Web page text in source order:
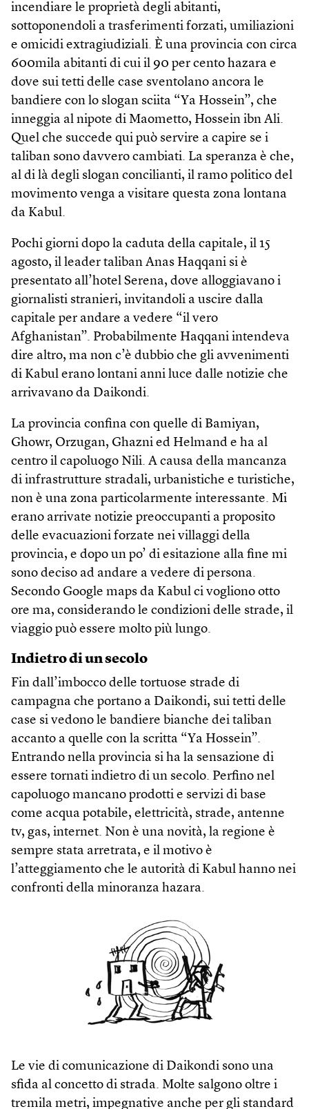
incendiare le proprietà degli abitanti,
sottoponendoli a trasferimenti forzati, umiliazioni
e omicidi extragiudiziali. È una provincia con circa
600mila abitanti di cui il 90 per cento hazara e
dove sui tetti delle case sventolano ancora le
bandiere con lo slogan sciita “Ya Hossein”, che
inneggia al nipote di Maometto, Hossein ibn Ali.
Quel che succede qui può servire a capire se i
taliban sono davvero cambiati. La speranza è che,
al di là degli slogan concilianti, il ramo politico del
movimento venga a visitare questa zona lontana
da Kabul.
Pochi giorni dopo la caduta della capitale, il 15
agosto, il leader taliban Anas Haq­qani si è
presentato all’hotel Serena, dove alloggiavano i
giornalisti stranieri, invitandoli a uscire dalla
capitale per andare a vedere “il vero
Afghanistan”. Probabilmente Haqqani intendeva
dire altro, ma non c’è dubbio che gli avvenimenti
di Kabul erano lontani anni luce dalle notizie che
arrivavano da Daikondi.
La provincia confina con quelle di Bamiyan,
Ghowr, Orzugan, Ghazni ed Helmand e ha al
centro il capoluogo Nili. A causa della mancanza
di infrastrutture stradali, urbanistiche e turistiche,
non è una zona particolarmente interessante. Mi
erano arrivate notizie preoccupanti a proposito
delle evacuazioni forzate nei villaggi della
provincia, e dopo un po’ di esitazione alla fine mi
sono deciso ad andare a vedere di persona.
Secondo Google maps da Kabul ci vogliono otto
ore ma, considerando le condizioni delle strade, il
viaggio può essere molto più lungo.
Indietro di un secolo
Fin dall’imbocco delle tortuose strade di
campagna che portano a Daikondi, sui tetti delle
case si vedono le bandiere bianche dei taliban
accanto a quelle con la scritta “Ya Hossein”.
Entrando nella provincia si ha la sensazione di
essere tornati indietro di un secolo. Perfino nel
capoluogo mancano prodotti e servizi di base
come acqua potabile, elettricità, strade, antenne
tv, gas, internet. Non è una novità, la regione è
sempre stata arretrata, e il motivo è
l’atteggiamento che le autorità di Kabul hanno nei
confronti della minoranza hazara.
Le vie di comunicazione di Daikondi sono una
sfida al concetto di strada. Molte salgono oltre i
tremila metri, impegnative anche per gli standard